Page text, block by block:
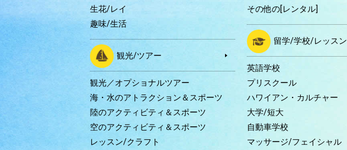
生花/レイ
趣味/生活
観光/ツアー
観光／オプショナルツアー
海・水のアトラクション＆スポーツ
陸のアクティビティ＆スポーツ
空のアクティビティ＆スポーツ
レッスン/クラフト
その他の[レンタル]
留学/学校/レッスン
英語学校
プリスクール
ハワイアン・カルチャー
大学/短大
自動車学校
マッサージ/フェイシャル